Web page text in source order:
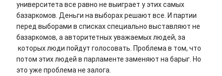
университета все равно не выиграет у этих самых
базаркомов. Деньги на выборах решают все. И партии
перед выборами в списках специально выставляют не
базаркомов, а авторитетных уважаемых людей, за
которых люди пойдут голосовать. Проблема в том, что
потом этих людей в парламенте заменяют на барыг. Но
это уже проблема не залога.